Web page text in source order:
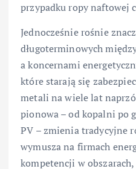
przypadku ropy naftowej
Jednocześnie rośnie
długoterminowych
a koncernami
które starają się
metali na wiele lat
pionowa – od kopalni po
PV – zmienia tradycyjne
wymusza na firmach
kompetencji w